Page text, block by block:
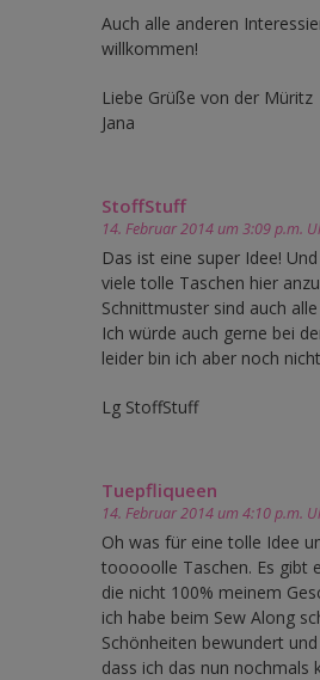
Auch alle anderen
willkommen!
Liebe Grüße von der Müritz
Jana
StoffStuff
14. Februar 2014 um 3:09 p.m.
Das ist eine super Idee!
viele tolle Taschen hier
Schnittmuster sind auch
Ich würde auch gerne bei
leider bin ich aber noch
Lg StoffStuff
Tuepfliqueen
14. Februar 2014 um 4:10 p.m.
Oh was für eine tolle Idee
tooooolle Taschen. Es gibt
die nicht 100% meinem
ich habe beim Sew Along
Schönheiten bewundert
dass ich das nun nochmals